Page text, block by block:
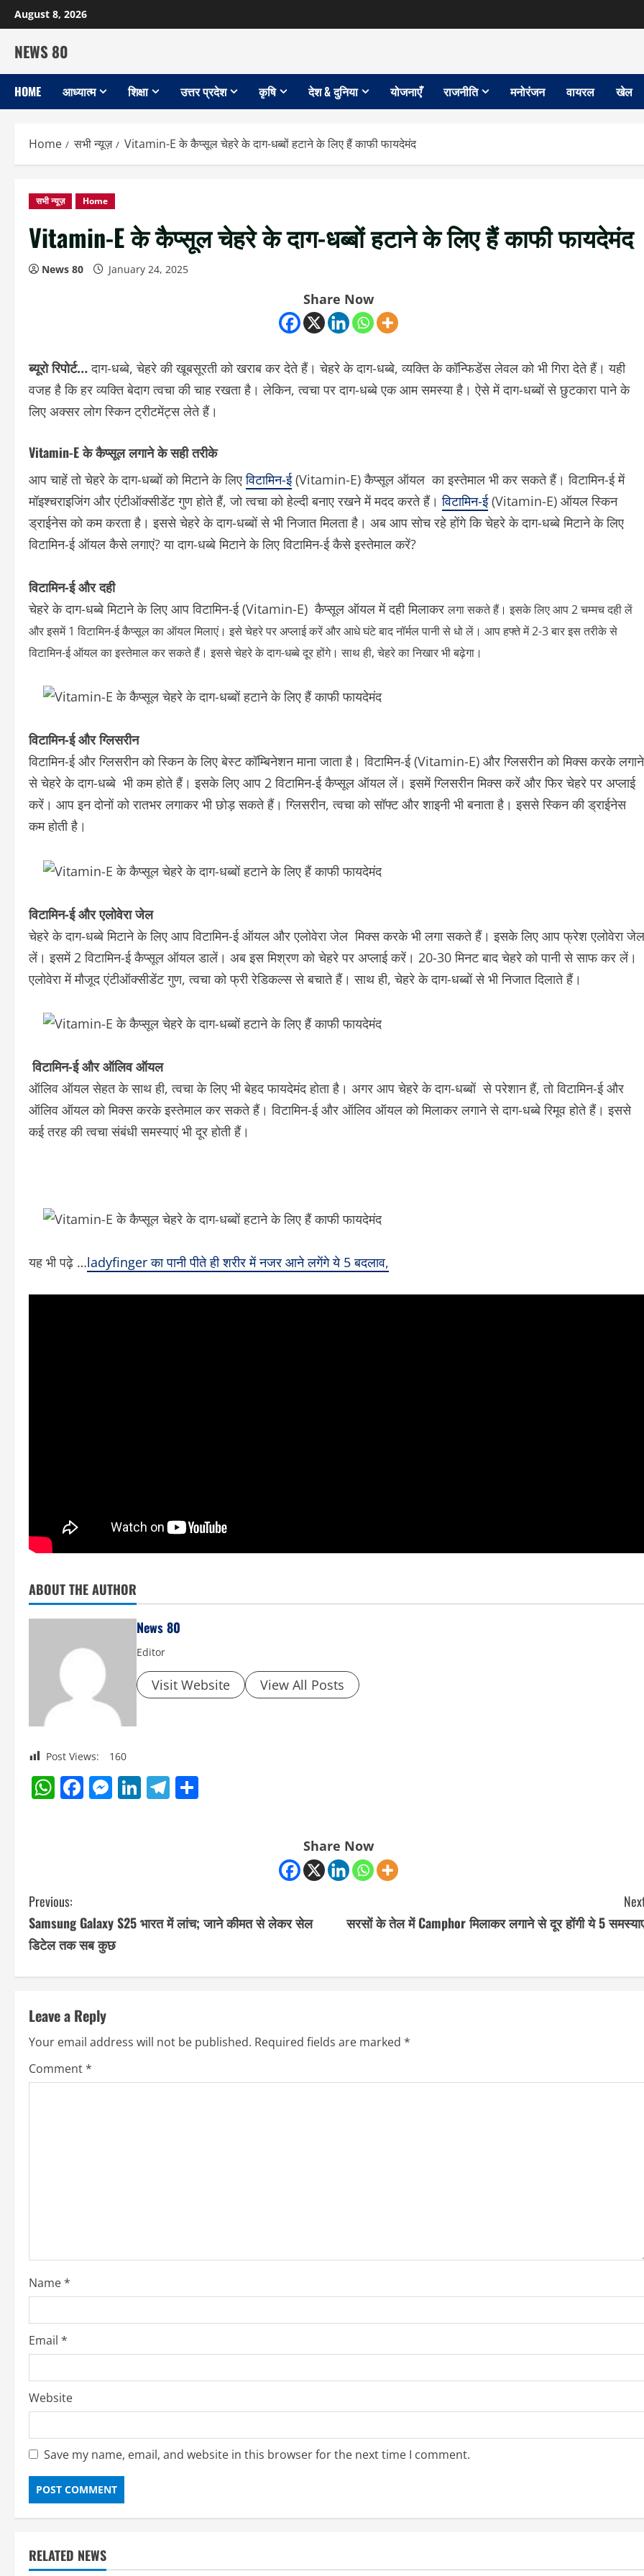
Skip
to
content
August 8, 2026
NEWS 80
HOME आध्यात्म शिक्षा उत्तर प्रदेश कृषि देश & दुनिया योजनाएँ राजनीति मनोरंजन वायरल खेल
Home सभी न्यूज़ Vitamin-E के कैप्सूल चेहरे के दाग-धब्बों हटाने के लिए हैं काफी फायदेमंद
सभी न्यूज़ Home
Vitamin-E के कैप्सूल चेहरे के दाग-धब्बों हटाने के लिए हैं काफी फायदेमंद
News 80 January 24, 2025
Share Now
ब्यूरो रिपोर्ट…दाग-धब्बे, चेहरे की खूबसूरती को खराब कर देते हैं। चेहरे के दाग-धब्बे, व्यक्ति के कॉन्फिडेंस लेवल को भी गिरा देते हैं। यही
वजह है कि हर व्यक्ति बेदाग त्वचा की चाह रखता है। लेकिन, त्वचा पर दाग-धब्बे एक आम समस्या है। ऐसे में दाग-धब्बों से छुटकारा पाने के
लिए अक्सर लोग स्किन ट्रीटमेंट्स लेते हैं।
Vitamin-E के कैप्सूल लगाने के सही तरीके
आप चाहें तो चेहरे के दाग-धब्बों को मिटाने के लिएविटामिन-ई(Vitamin-E) कैप्सूल ऑयल का इस्तेमाल भी कर सकते हैं। विटामिन-ई में
मॉइश्चराइजिंग और एंटीऑक्सीडेंट गुण होते हैं, जो त्वचा को हेल्दी बनाए रखने में मदद करते हैं।विटामिन-ई(Vitamin-E) ऑयल स्किन
ड्राईनेस को कम करता है। इससे चेहरे के दाग-धब्बों से भी निजात मिलता है। अब आप सोच रहे होंगे कि चेहरे के दाग-धब्बे मिटाने के लिए
विटामिन-ई ऑयल कैसे लगाएं? या दाग-धब्बे मिटाने के लिए विटामिन-ई कैसे इस्तेमाल करें?
विटामिन-ई और दही
चेहरे के दाग-धब्बे मिटाने के लिए आप विटामिन-ई (Vitamin-E) कैप्सूल ऑयल में दही मिलाकरलगा सकते हैं। इसके लिए आप 2 चम्मच दही लें
और इसमें 1 विटामिन-ई कैप्सूल का ऑयल मिलाएं। इसे चेहरे पर अप्लाई करें और आधे घंटे बाद नॉर्मल पानी से धो लें। आप हफ्ते में 2-3 बार इस तरीके से
विटामिन-ई ऑयल का इस्तेमाल कर सकते हैं। इससे चेहरे के दाग-धब्बे दूर होंगे। साथ ही, चेहरे का निखार भी बढ़ेगा।
विटामिन-ई और ग्लिसरीन
विटामिन-ई और ग्लिसरीन को स्किन के लिए बेस्ट कॉम्बिनेशन माना जाता है। विटामिन-ई (Vitamin-E) और ग्लिसरीन को मिक्स करके लगाने
से चेहरे के दाग-धब्बे भी कम होते हैं। इसके लिए आप 2 विटामिन-ई कैप्सूल ऑयल लें। इसमें ग्लिसरीन मिक्स करें और फिर चेहरे पर अप्लाई
करें। आप इन दोनों को रातभर लगाकर भी छोड़ सकते हैं। ग्लिसरीन, त्वचा को सॉफ्ट और शाइनी भी बनाता है। इससे स्किन की ड्राईनेस
कम होती है।
विटामिन-ई और एलोवेरा जेल
चेहरे के दाग-धब्बे मिटाने के लिए आप विटामिन-ई ऑयल और एलोवेरा जेल मिक्स करके भी लगा सकते हैं। इसके लिए आप फ्रेश एलोवेरा जेल
लें। इसमें 2 विटामिन-ई कैप्सूल ऑयल डालें। अब इस मिश्रण को चेहरे पर अप्लाई करें। 20-30 मिनट बाद चेहरे को पानी से साफ कर लें।
एलोवेरा में मौजूद एंटीऑक्सीडेंट गुण, त्वचा को फ्री रेडिकल्स से बचाते हैं। साथ ही, चेहरे के दाग-धब्बों से भी निजात दिलाते हैं।
विटामिन-ई और ऑलिव ऑयल
ऑलिव ऑयल सेहत के साथ ही, त्वचा के लिए भी बेहद फायदेमंद होता है। अगर आप चेहरे के दाग-धब्बों से परेशान हैं, तो विटामिन-ई और
ऑलिव ऑयल को मिक्स करके इस्तेमाल कर सकते हैं। विटामिन-ई और ऑलिव ऑयल को मिलाकर लगाने से दाग-धब्बे रिमूव होते हैं। इससे
कई तरह की त्वचा संबंधी समस्याएं भी दूर होती हैं।
यह भी पढ़े …ladyfinger का पानी पीते ही शरीर में नजर आने लगेंगे ये 5 बदलाव,
ABOUT THE AUTHOR
News 80
Editor
Visit Website View All Posts
Post Views: 160
WhatsApp
Facebook
Messenger
LinkedIn
Telegram
Share Now
C
o
i
n
u
i
n
g
Previous:
Samsung Galaxy S25 भारत में लांच; जाने कीमत से लेकर सेल
डिटेल तक सब कुछ
सरसों के तेल में Camphor मिलाकर लगाने से दूर होंगी ये 5
Leave a Reply
Your email address will not be published. Required fields are marked *
Comment*
Name*
Email *
Website
Save my name, email, and website in this browser for the next time I comment.
RELATED NEWS